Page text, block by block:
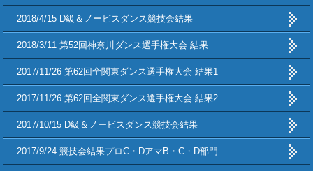
2018/4/15 D級＆ノービスダンス競技会結果
2018/3/11 第52回神奈川ダンス選手権大会 結果
2017/11/26 第62回全関東ダンス選手権大会 結果1
2017/11/26 第62回全関東ダンス選手権大会 結果2
2017/10/15 D級＆ノービスダンス競技会結果
2017/9/24 競技会結果プロC・DアマB・C・D部門